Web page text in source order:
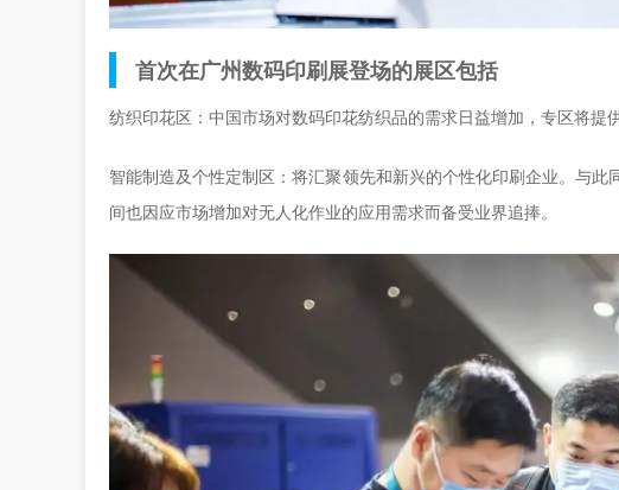
首次在广州数码印刷展登场的展区包括
纺织印花区：中国市场对数码印花纺织品的需求日益增加，专区将提
智能制造及个性定制区：将汇聚领先和新兴的个性化印刷企业。与此
间也因应市场增加对无人化作业的应用需求而备受业界追捧。